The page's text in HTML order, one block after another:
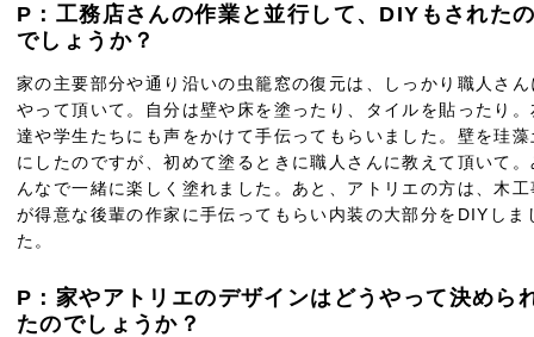
P：工務店さんの作業と並行して、DIYもされた
でしょうか？
家の主要部分や通り沿いの虫籠窓の復元は、しっかり職人さん
やって頂いて。自分は壁や床を塗ったり、タイルを貼ったり。
達や学生たちにも声をかけて手伝ってもらいました。壁を珪藻
にしたのですが、初めて塗るときに職人さんに教えて頂いて。
んなで一緒に楽しく塗れました。あと、アトリエの方は、木工
が得意な後輩の作家に手伝ってもらい内装の大部分をDIYしま
た。
P：家やアトリエのデザインはどうやって決めら
たのでしょうか？